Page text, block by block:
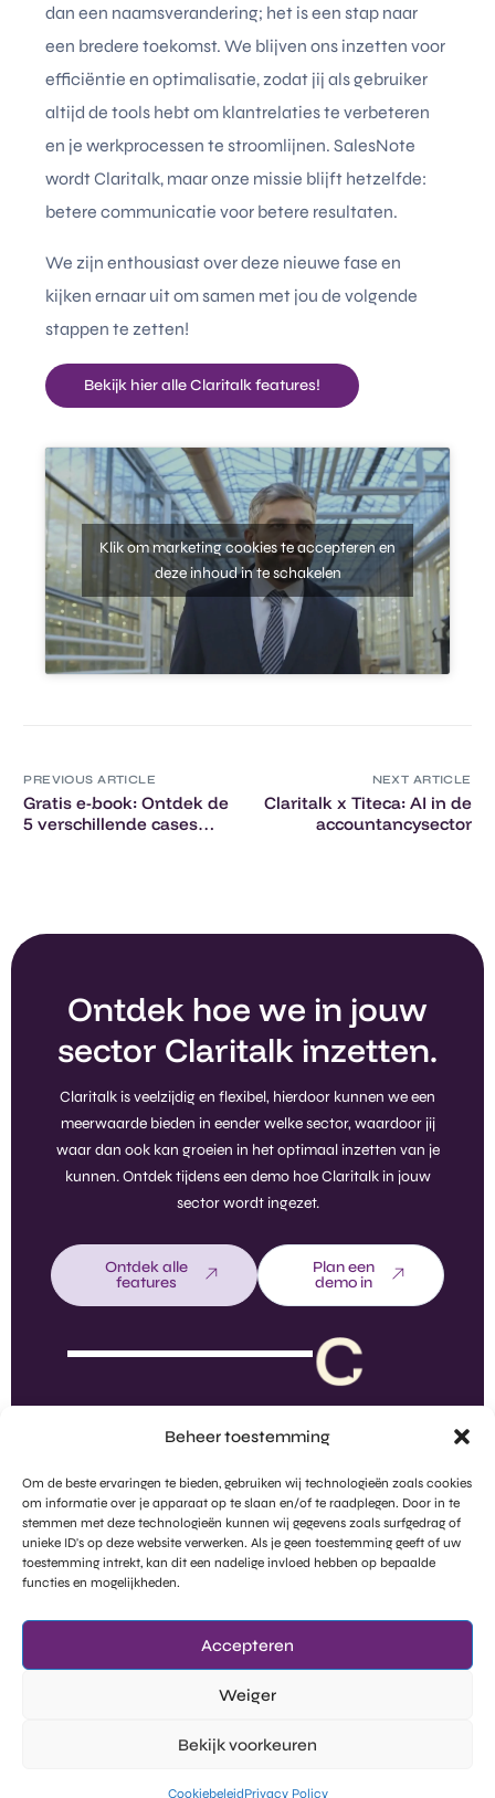
Beheer toestemming
Om de beste ervaringen te bieden, gebruiken wij technologieën zoals cookies
om informatie over je apparaat op te slaan en/of te raadplegen. Door in te
stemmen met deze technologieën kunnen wij gegevens zoals surfgedrag of
unieke ID's op deze website verwerken. Als je geen toestemming geeft of uw
toestemming intrekt, kan dit een nadelige invloed hebben op bepaalde
functies en mogelijkheden.
Accepteren
Weiger
Bekijk voorkeuren
CookiebeleidPrivacy Policy
dan een naamsverandering; het is een stap naar
een bredere toekomst. We blijven ons inzetten voor
efficiëntie en optimalisatie, zodat jij als gebruiker
altijd de tools hebt om klantrelaties te verbeteren
en je werkprocessen te stroomlijnen. SalesNote
wordt Claritalk, maar onze missie blijft hetzelfde:
betere communicatie voor betere resultaten.
We zijn enthousiast over deze nieuwe fase en
kijken ernaar uit om samen met jou de volgende
stappen te zetten!
Bekijk hier alle Claritalk features!
Klik om marketing cookies te accepteren en
deze inhoud in te schakelen
PREVIOUS ARTICLE
Gratis e-book: Ontdek de
5 verschillende cases
NEXT ARTICLE
Claritalk x Titeca: AI in de
accountancysector
Ontdek hoe we in jouw
sector Claritalk inzetten.
Claritalk is veelzijdig en flexibel, hierdoor kunnen we een
meerwaarde bieden in eender welke sector, waardoor jij
waar dan ook kan groeien in het optimaal inzetten van je
kunnen. Ontdek tijdens een demo hoe Claritalk in jouw
sector wordt ingezet.
Ontdek alle
features
Plan een
demo in
Claritalk Het bedrijf
Probeer gratis